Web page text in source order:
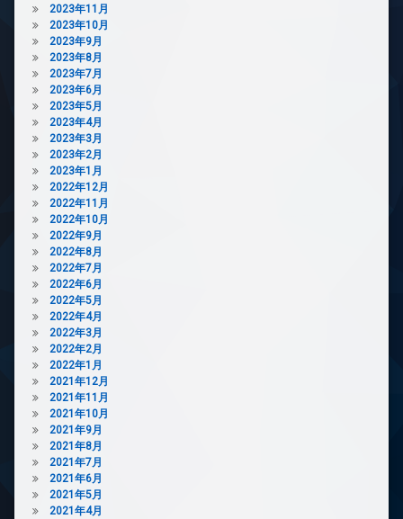
2023年11月
2023年10月
2023年9月
2023年8月
2023年7月
2023年6月
2023年5月
2023年4月
2023年3月
2023年2月
2023年1月
2022年12月
2022年11月
2022年10月
2022年9月
2022年8月
2022年7月
2022年6月
2022年5月
2022年4月
2022年3月
2022年2月
2022年1月
2021年12月
2021年11月
2021年10月
2021年9月
2021年8月
2021年7月
2021年6月
2021年5月
2021年4月